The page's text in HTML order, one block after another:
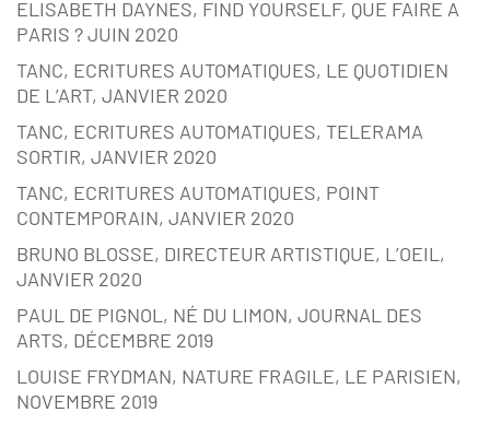
ELISABETH DAYNES, FIND YOURSELF, QUE FAIRE A
PARIS ? JUIN 2020
TANC, ECRITURES AUTOMATIQUES, LE QUOTIDIEN
DE L’ART, JANVIER 2020
TANC, ECRITURES AUTOMATIQUES, TELERAMA
SORTIR, JANVIER 2020
TANC, ECRITURES AUTOMATIQUES, POINT
CONTEMPORAIN, JANVIER 2020
BRUNO BLOSSE, DIRECTEUR ARTISTIQUE, L’OEIL,
JANVIER 2020
PAUL DE PIGNOL, NÉ DU LIMON, JOURNAL DES
ARTS, DÉCEMBRE 2019
LOUISE FRYDMAN, NATURE FRAGILE, LE PARISIEN,
NOVEMBRE 2019